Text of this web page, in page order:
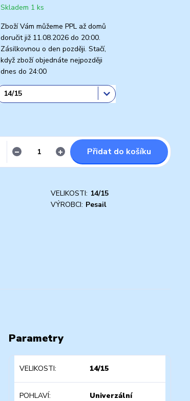
Skladem 1 ks
Zboží Vám můžeme PPL až domů
doručit již 11.08.2026 do 20:00.
Zásilkovnou o den později. Stačí,
když zboží objednáte nejpozději
dnes do 24:00
Přidat do košíku
VELIKOSTI: 14/15
VÝROBCI: Pesail
Parametry
VELIKOSTI 14/15
POHLAVÍ Univerzální